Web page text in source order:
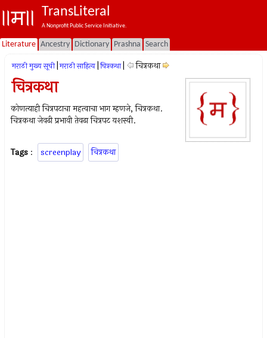
TransLiteral
A Nonprofit Public Service Initiative.
Literature Ancestry Dictionary Prashna Search
मराठी मुख्य सूची मराठी साहित्य चित्रकथा चित्रकथा
चित्रकथा
कोणत्याही चित्रपटाचा महत्वाचा भाग म्हणजे, चित्रकथा.
चित्रकथा जेवढी प्रभावी तेवढा चित्रपट यशस्वी.
Tags : screenplay चित्रकथा